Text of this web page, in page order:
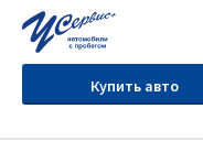
Купить авто